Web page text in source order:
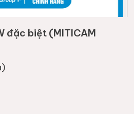
đặc biệt (MITICAM